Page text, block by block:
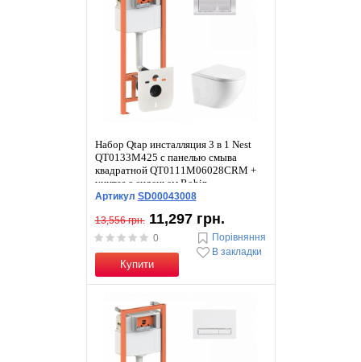
Набор Qtap инсталляция 3 в 1 Nest
QT0133M425 с панелью смыва
квадратной QT0111M06028CRM +
унитаз с сиденьем Robin
QT1333046ENRW
Артикул SD00043008
13,556 грн. 11,297 грн.
0
Купити
Порівняння
В закладки